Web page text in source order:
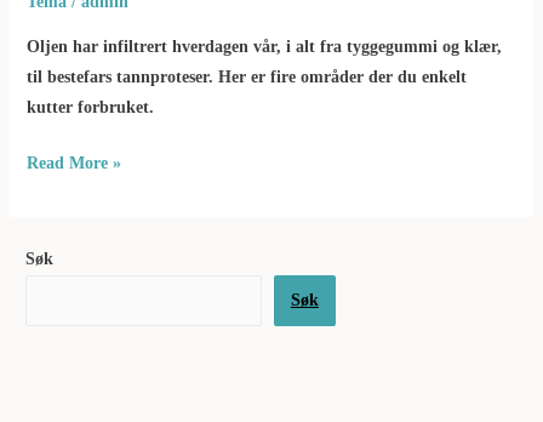
Oljen har infiltrert hverdagen vår, i alt fra tyggegummi og klær,
til bestefars tannproteser. Her er fire områder der du enkelt
kutter forbruket.
Read More »
Søk
Søk